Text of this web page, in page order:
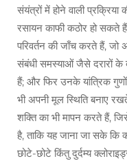
संयंत्रों में होने वाली
रसायन काफी कठोर हो सकते
परिवर्तन की जाँच करते हैं, जो
संबंधी समस्याओं जैसे दरारों
हैं; और फिर उनके यांत्रिक
भी अपनी मूल स्थिति बनाए
शक्ति का भी मापन करते हैं,
है, ताकि यह जाना जा सके कि
छोटे-छोटे किंतु दुर्दम्य